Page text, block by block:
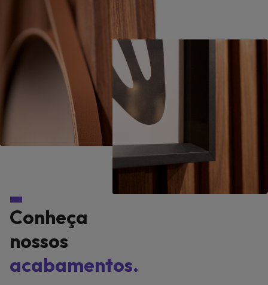
Conheça
nossos
acabamentos.